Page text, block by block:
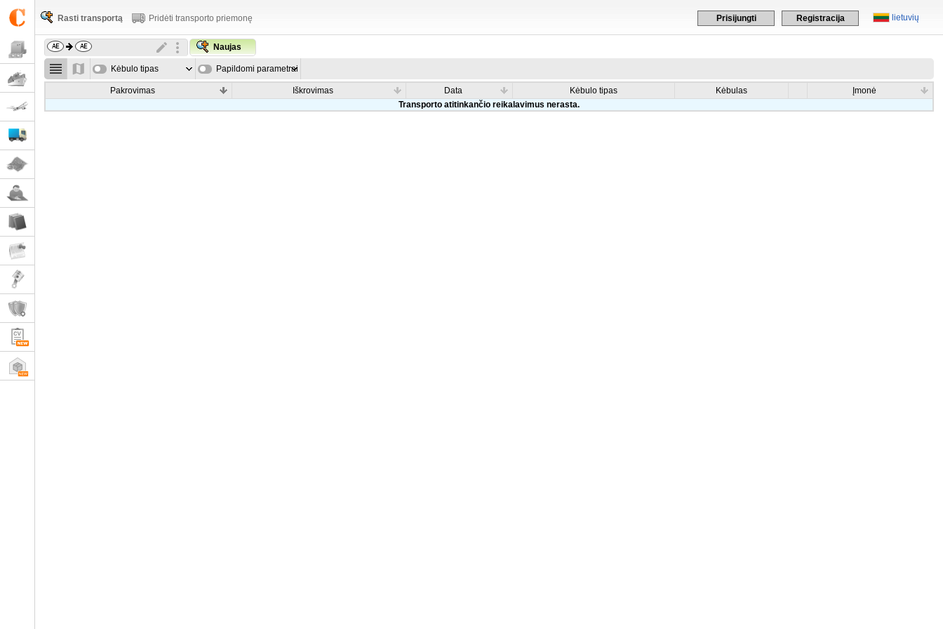
lietuvių
Prisijungti Registracija
Rasti transportą Pridėti transporto priemonę
Naujas
Kėbulo tipas Papildomi parametrai
Pakrovimas Iškrovimas Data Kėbulo tipas Kėbulas
Įmonė
Transporto atitinkančio reikalavimus nerasta.